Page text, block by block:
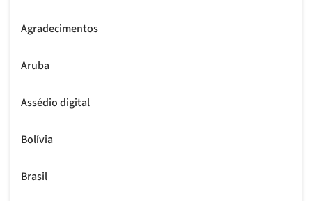
Agradecimentos
Aruba
Assédio digital
Bolívia
Brasil